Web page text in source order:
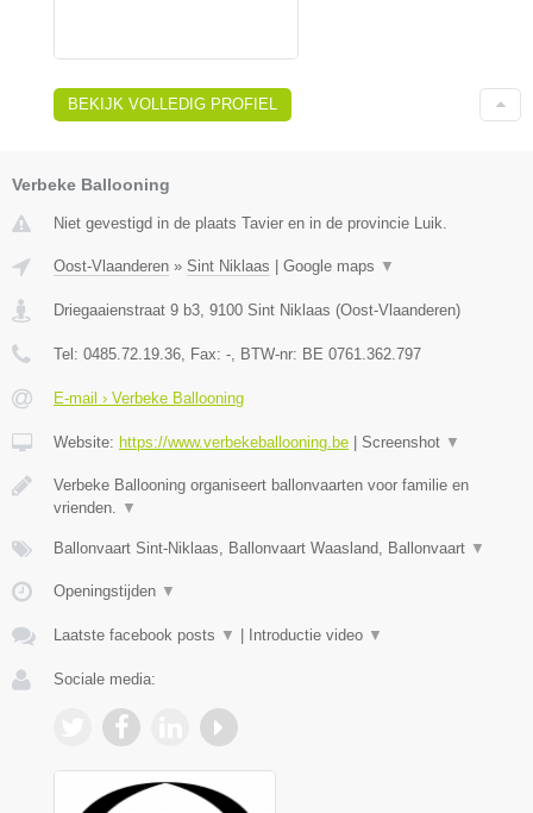
BEKIJK VOLLEDIG PROFIEL
Verbeke Ballooning
Niet gevestigd in de plaats Tavier en in de provincie Luik.
Oost-Vlaanderen » Sint Niklaas | Google maps ▼
Driegaaienstraat 9 b3 9100 Sint Niklaas (Oost-Vlaanderen)
Tel: 0485.72.19.36 , Fax: - , BTW-nr: BE 0761.362.797
E-mail › Verbeke Ballooning
Website: https://www.verbekeballooning.be | Screenshot ▼
Verbeke Ballooning organiseert ballonvaarten voor familie en
vrienden.
▼
Ballonvaart Sint-Niklaas, Ballonvaart Waasland, Ballonvaart ▼
Openingstijden ▼
Laatste facebook posts ▼ | Introductie video ▼
Sociale media: